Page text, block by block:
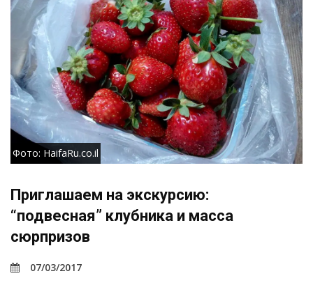
Фото: HaifaRu.co.il
Приглашаем на экскурсию:
“подвесная” клубника и масса
сюрпризов
07/03/2017